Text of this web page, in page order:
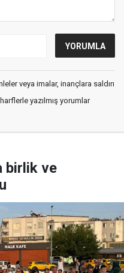
veya imalar, inançlara saldırı
yazılmış yorumlar
birlik ve